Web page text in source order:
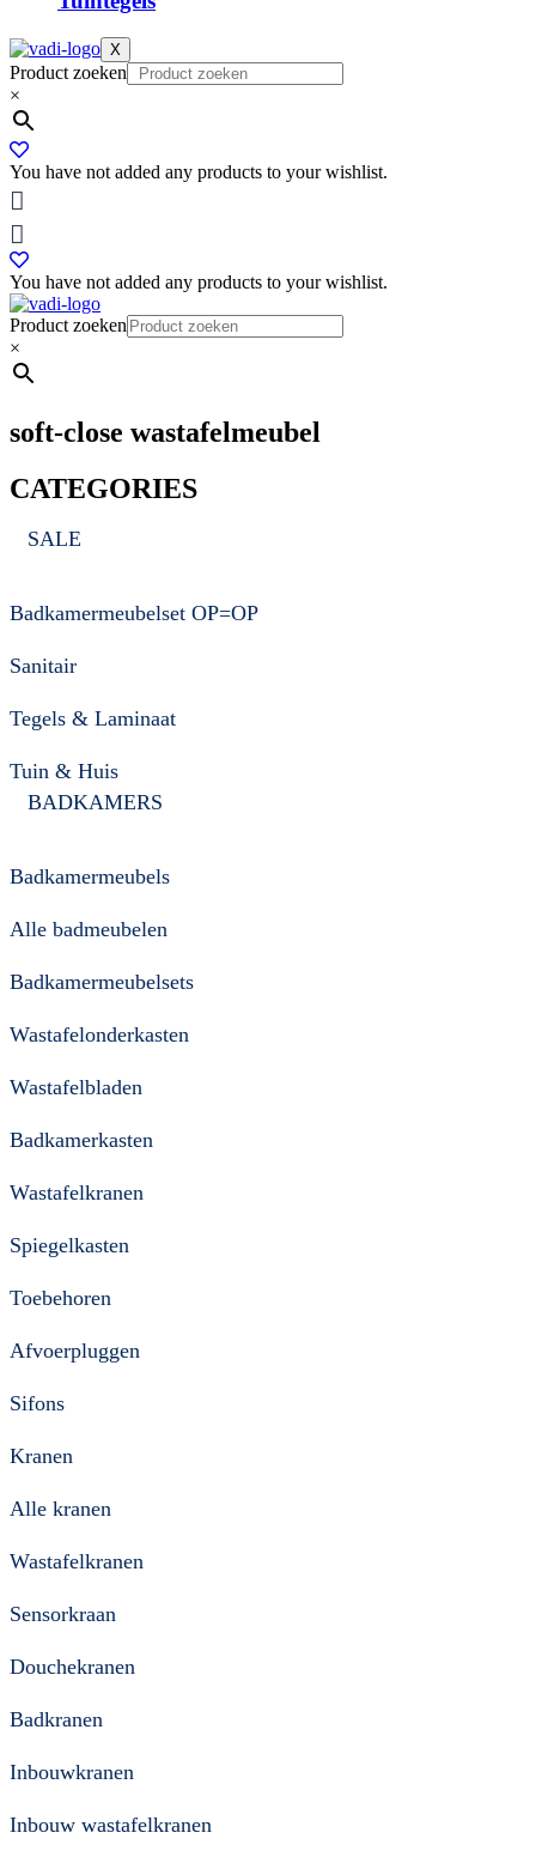
X
Product zoeken
×
You have not added any products to your wishlist.
You have not added any products to your wishlist.
Product zoeken
×
soft-close wastafelmeubel
CATEGORIES
SALE
Badkamermeubelset OP=OP
Sanitair
Tegels & Laminaat
Tuin & Huis
BADKAMERS
Badkamermeubels
Alle badmeubelen
Badkamermeubelsets
Wastafelonderkasten
Wastafelbladen
Badkamerkasten
Wastafelkranen
Spiegelkasten
Toebehoren
Afvoerpluggen
Sifons
Kranen
Alle kranen
Wastafelkranen
Sensorkraan
Douchekranen
Badkranen
Inbouwkranen
Inbouw wastafelkranen